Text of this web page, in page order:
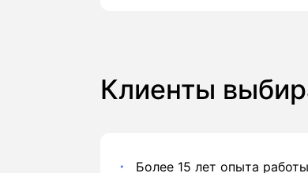
Клиенты
Более 15 лет опыта